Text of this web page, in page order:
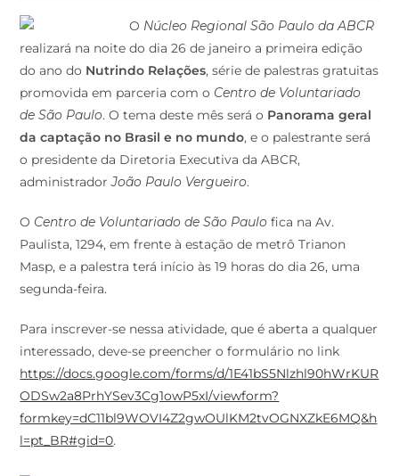
O Núcleo Regional São Paulo da ABCR
realizará na noite do dia 26 de janeiro a primeira edição
do ano do Nutrindo Relações, série de palestras gratuitas
promovida em parceria com o Centro de Voluntariado
de São Paulo. O tema deste mês será o Panorama geral
da captação no Brasil e no mundo, e o palestrante será
o presidente da Diretoria Executiva da ABCR,
administradorJoão Paulo Vergueiro.
O Centro de Voluntariado de São Paulo fica na Av.
Paulista, 1294, em frente à estação de metrô Trianon
Masp, e a palestra terá início às 19 horas do dia 26, uma
segunda-feira.
Para inscrever-se nessa atividade, que é aberta a qualquer
interessado, deve-se preencher o formulário no link
https://docs.google.com/forms/d/1E41bS5Nlzhl90hWrKUR
ODSw2a8PrhYSev3Cg1owP5xI/viewform?
formkey=dC11bl9WOVI4Z2gwOUlKM2tvOGNXZkE6MQ&h
l=pt_BR#gid=0.